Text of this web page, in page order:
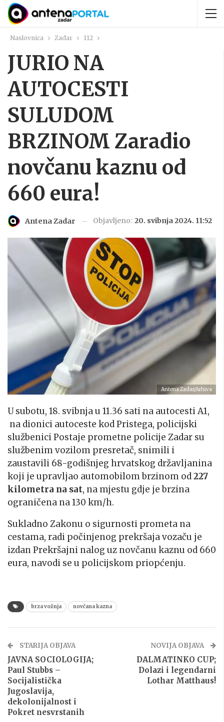
Naslovnica Zadar 112
JURIO NA
AUTOCESTI
SULUDOM
BRZINOM Zaradio
novčanu kaznu od
660 eura!
Antena Zadar Objavljeno: 20. svibnja 2024. 11:52
Antena Zadar/Arhiva
U subotu, 18. svibnja u 11.36 sati na autocesti A1,
na dionici autoceste kod Pristega, policijski
službenici Postaje prometne policije Zadar su
službenim vozilom presretač, snimili i
zaustavili 68-godišnjeg hrvatskog državljanina
koji je upravljao automobilom brzinom od227
kilometra na sat, na mjestu gdje je brzina
ograničena na 130 km/h.
Sukladno Zakonu o sigurnosti prometa na
cestama, radi počinjenog prekršaja vozaču je
izdan Prekršajni nalog uz novčanu kaznu od 660
eura, navodi se u policijskom priopćenju.
brza vožnja novčana kazna
STARIJA OBJAVA
JAVNA SOCIOLOGIJA;
Paul Stubbs –
Socijalistička
Jugoslavija,
dekolonijalnost i
Pokret nesvrstanih
NOVIJA OBJAVA
DALMATINKO CUP;
Dolazi i legendarni
Lothar Matthaus!